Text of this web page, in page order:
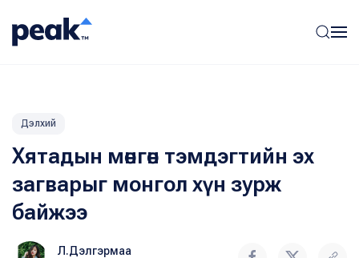
Дэлхий
Хятадын мөнгөн тэмдэгтийн эх
загварыг монгол хүн зурж
байжээ
Л.Дэлгэрмаа